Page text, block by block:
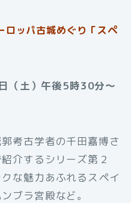
ロッパ古城めぐり「スペ
土）午後5時30分〜
考古学者の千田嘉博さ
介するシリーズ第２
な魅力あふれるスペイ
ブラ宮殿など。